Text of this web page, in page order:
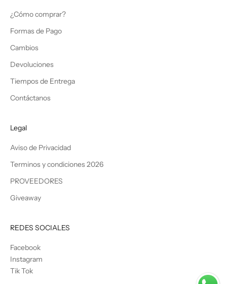
¿Cómo comprar?
Formas de Pago
Cambios
Devoluciones
Tiempos de Entrega
Contáctanos
Legal
Aviso de Privacidad
Terminos y condiciones 2026
PROVEEDORES
Giveaway
REDES SOCIALES
Facebook
Instagram
Tik Tok